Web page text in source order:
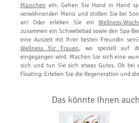
München ein: Gehen Sie Hand in Hand
verwöhnenden Menü und stoßen Sie bei
an! Oder erleben Sie einWellness-
zusammen ein Schwebebad sowie den Spa-
eine Auszeit mit Ihrer besten Freundin
Wellness für Frauen, wo speziell auf
eingegangen wird. Machen Sie sich eine
sich und tun Sie sich etwas Gutes. Ob bei
Floating: Erleben Sie die Regeneration und
Das könnte Ihnen